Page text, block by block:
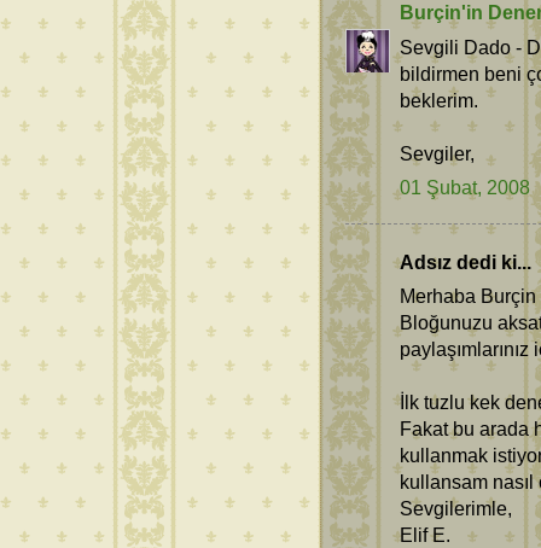
Burçin'in
Sevgili Dado -
bildirmen beni
beklerim.
Sevgiler,
01 Şubat, 2008
Adsız dedi ki...
Merhaba Burçin
Bloğunuzu
İlk tuzlu kek
Fakat bu arada
kullanmak
kullansam
Sevgilerimle,
Elif E.